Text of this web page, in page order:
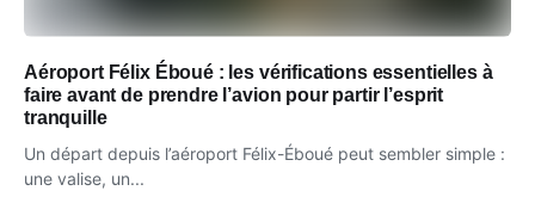
Aéroport Félix Éboué : les vérifications essentielles à
faire avant de prendre l’avion pour partir l’esprit
tranquille
Un départ depuis l’aéroport Félix-Éboué peut sembler simple :
une valise, un...